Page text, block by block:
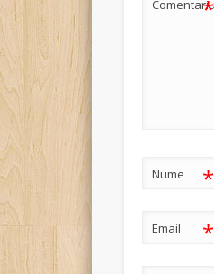
Comentariu
*
Nume *
Email *